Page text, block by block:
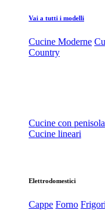
Vai a tutti i modelli
Cucine Moderne
Country
Cucine con penisola
Cucine lineari
Elettrodomestici
Cappe Forno